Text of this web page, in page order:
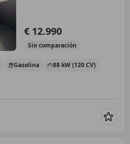
€ 12.990
Sin comparación
Gasolina 88 kW (120 CV)